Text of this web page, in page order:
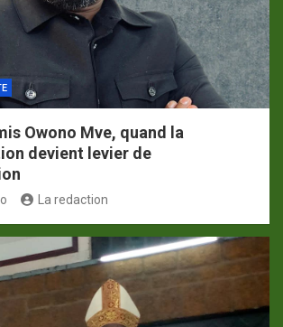
Owono Mve, quand la
devient levier de
La redaction